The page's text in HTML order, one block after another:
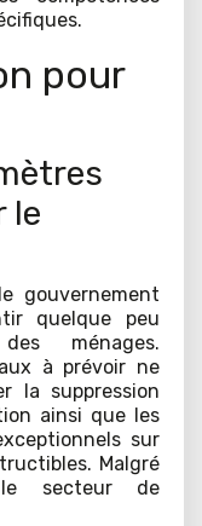
pour
le
gouvernement
quelque peu
des ménages.
à prévoir ne
la suppression
ainsi que les
sur
Malgré
le secteur de